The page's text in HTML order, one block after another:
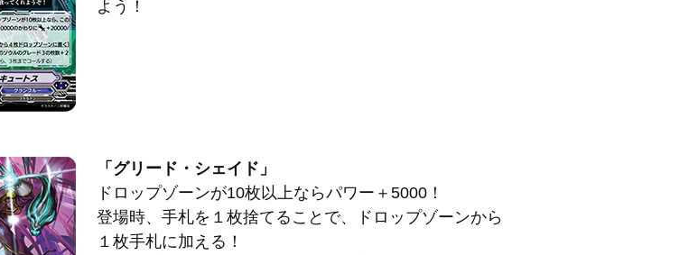
よう！
「グリード・シェイド」
ドロップゾーンが10枚以上ならパワー＋5000！
登場時、手札を１枚捨てることで、ドロップゾーンから
１枚手札に加える！